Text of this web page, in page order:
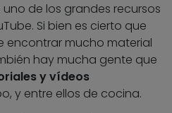
de los grandes recursos
Si bien es cierto que
encontrar mucho material
hay mucha gente que
y vídeos
y entre ellos de cocina.